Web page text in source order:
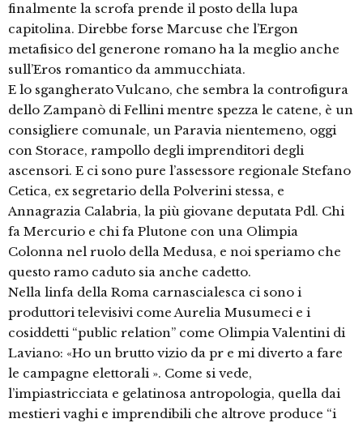
finalmente la scrofa prende il posto della lupa
capitolina. Direbbe forse Marcuse che l’Ergon
metafisico del generone romano ha la meglio anche
sull’Eros romantico da ammucchiata.
E lo sgangherato Vulcano, che sembra la controfigura
dello Zampanò di Fellini mentre spezza le catene, è un
consigliere comunale, un Paravia nientemeno, oggi
con Storace, rampollo degli imprenditori degli
ascensori. E ci sono pure l’assessore regionale Stefano
Cetica, ex segretario della Polverini stessa, e
Annagrazia Calabria, la più giovane deputata Pdl. Chi
fa Mercurio e chi fa Plutone con una Olimpia
Colonna nel ruolo della Medusa, e noi speriamo che
questo ramo caduto sia anche cadetto.
Nella linfa della Roma carnascialesca ci sono i
produttori televisivi come Aurelia Musumeci e i
cosiddetti “public relation” come Olimpia Valentini di
Laviano: «Ho un brutto vizio da pr e mi diverto a fare
le campagne elettorali ». Come si vede,
l’impiastricciata e gelatinosa antropologia, quella dai
mestieri vaghi e imprendibili che altrove produce “i